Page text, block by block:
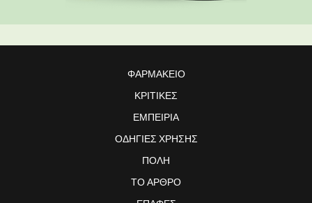
ΦΑΡΜΑΚΕΊΟ
ΚΡΙΤΙΚΈΣ
ΕΜΠΕΙΡΊΑ
ΟΔΗΓΊΕΣ ΧΡΉΣΗΣ
ΠΌΛΗ
ΤΟ ΆΡΘΡΟ